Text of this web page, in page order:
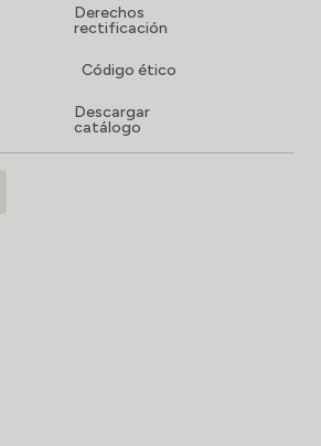
Derechos
rectificación
Código ético
Descargar
catálogo